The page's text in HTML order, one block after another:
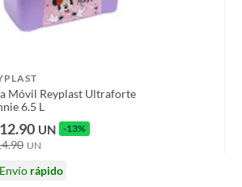
vitaminas.
Móvil Reyplast Ultraforte
6.5 L
UN -13%
UN
Envío rápido